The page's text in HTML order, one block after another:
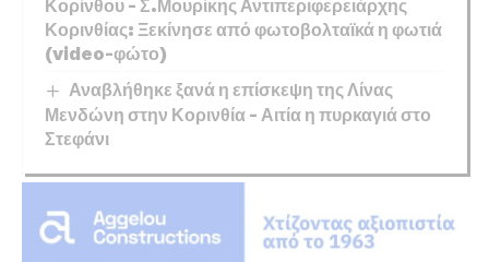
Κορίνθου – Σ.Μουρίκης Αντιπεριφερειάρχης
Κορινθίας: Ξεκίνησε από φωτοβολταϊκά η φωτιά
(video-φώτο)
Αναβλήθηκε ξανά η επίσκεψη της Λίνας
Μενδώνη στην Κορινθία – Αιτία η πυρκαγιά στο
Στεφάνι